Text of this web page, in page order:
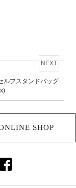
NEXT
ルフスタンドバッグ
SHOP